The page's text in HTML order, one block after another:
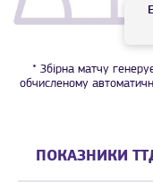
* Збірна матчу
обчисленому
ПОКАЗНИКИ